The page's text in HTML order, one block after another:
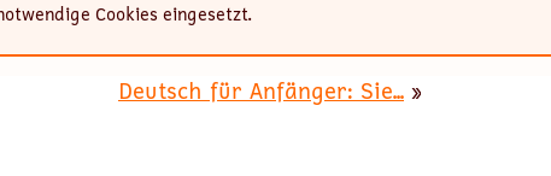
Cookies eingesetzt.
Deutsch für Anfänger: Sie... »